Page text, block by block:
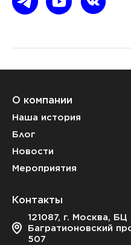
О компании
Наша история
Блог
Новости
Мероприятия
Контакты
121087, г. Москва,
Багратионовский
507